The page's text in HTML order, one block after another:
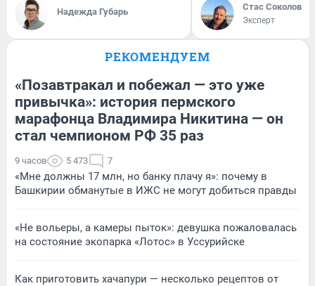
Надежда Губарь Стас Соколов
Эксперт
РЕКОМЕНДУЕМ
«Позавтракал и побежал — это уже
привычка»: история пермского
марафонца Владимира Никитина — он
стал чемпионом РФ 35 раз
9 часов 5 473 7
«Мне должны 17 млн, но банку плачу я»: почему в
Башкирии обманутые в ИЖС не могут добиться правды
«Не вольеры, а камеры пыток»: девушка пожаловалась
на состояние экопарка «Лотос» в Уссурийске
Как приготовить хачапури — несколько рецептов от